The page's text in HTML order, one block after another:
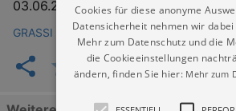
03.06.2026–13.09.2026
GRASSI Museum für Angewandte Kunst
Cookies für diese anonyme
Datensicherheit nehmen wir
Mehr zum Datenschutz und die
die Cookieeinstellungen
ändern, finden Sie hier: Mehr zum